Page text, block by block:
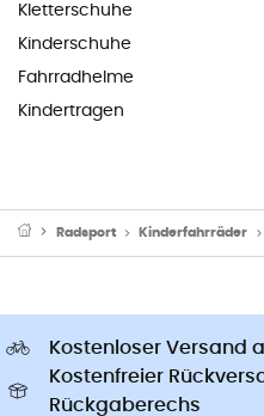
Kletterschuhe
Kinderschuhe
Fahrradhelme
Kindertragen
Radsport Kinderfahrräder
Kostenloser Versand
Kostenfreier
Rückgaberechs